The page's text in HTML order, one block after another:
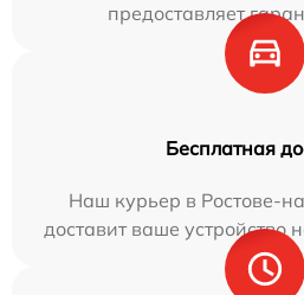
предоставляет
Бесплатная
Наш курьер в Ростове-
доставит ваше устройство